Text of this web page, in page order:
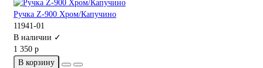
Ручка Z-900 Хром/Капучино
11941-01
В наличии ✓
1 350 р
В корзину